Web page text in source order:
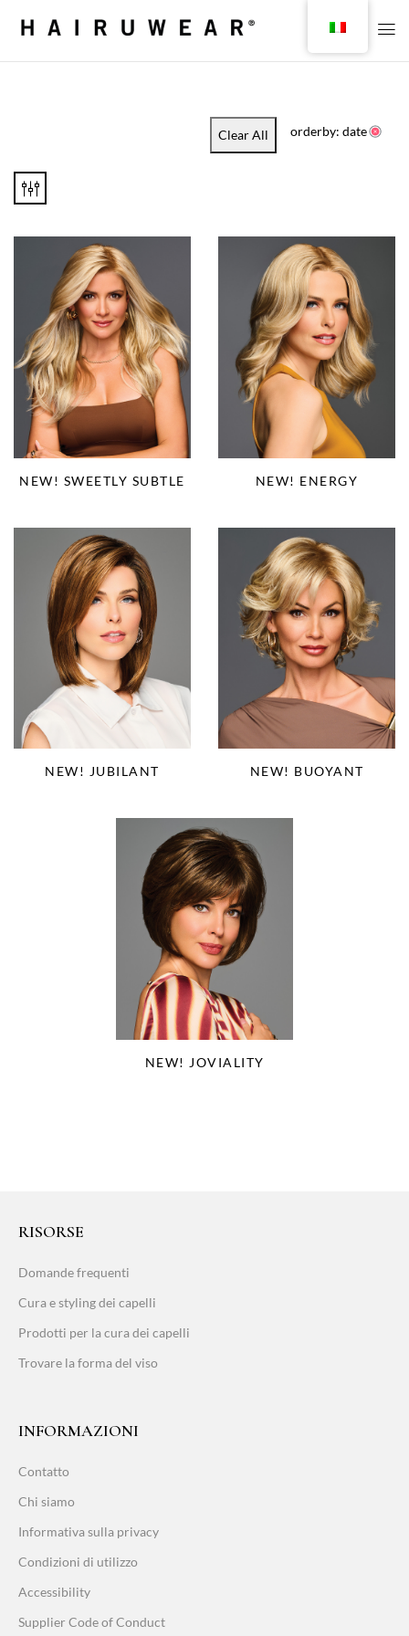
Clear All orderby: date
NEW! SWEETLY SUBTLE NEW! ENERGY
NEW! JUBILANT NEW! BUOYANT
NEW! JOVIALITY
RISORSE
Domande frequenti
Cura e styling dei capelli
Prodotti per la cura dei capelli
Trovare la forma del viso
INFORMAZIONI
Contatto
Chi siamo
Informativa sulla privacy
Condizioni di utilizzo
Accessibility
Supplier Code of Conduct